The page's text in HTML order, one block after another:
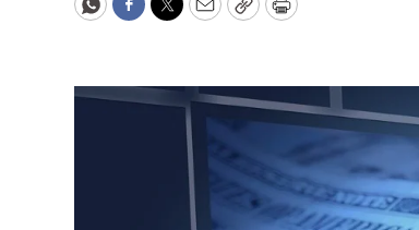
WhatsApp
Facebook
Twitter
EmailCopyPrint